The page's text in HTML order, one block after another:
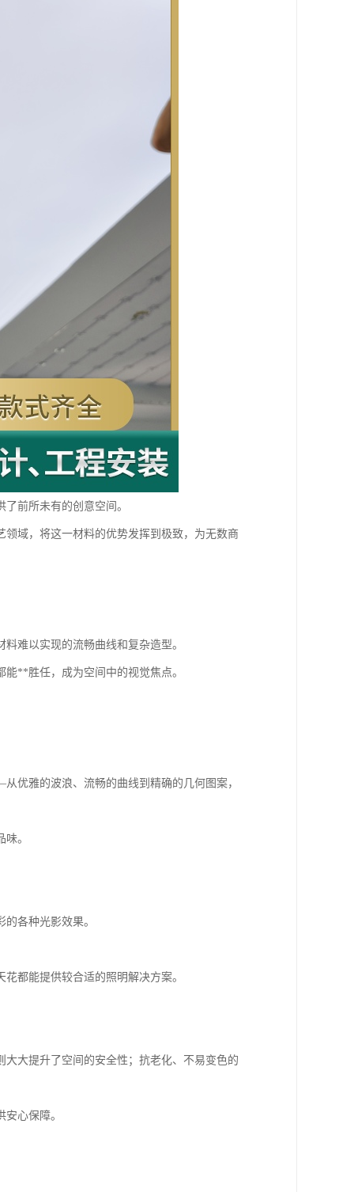
前所未有的创意空间。
域，将这一材料的优势发挥到极致，为无数商
难以实现的流畅曲线和复杂造型。
**胜任，成为空间中的视觉焦点。
优雅的波浪、流畅的曲线到精确的几何图案，
。
各种光影效果。
都能提供较合适的照明解决方案。
大提升了空间的安全性；抗老化、不易变色的
心保障。